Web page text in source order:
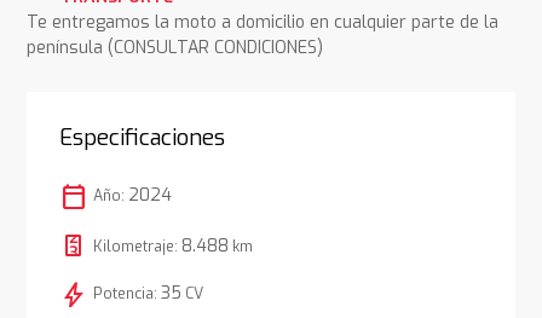
Te entregamos la moto a domicilio en cualquier parte de la
península (CONSULTAR CONDICIONES)
Especificaciones
calendar_today Año: 2024
Kilometraje: 8.488 km
bolt Potencia: 35 CV